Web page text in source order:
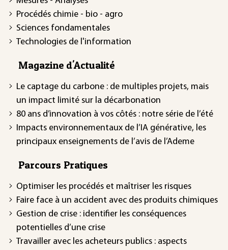
Procédés chimie - bio - agro
Sciences fondamentales
Technologies de l'information
Magazine d'Actualité
Le captage du carbone : de multiples projets, mais
un impact limité sur la décarbonation
80 ans d’innovation à vos côtés : notre série de l’été
Impacts environnementaux de l’IA générative, les
principaux enseignements de l’avis de l’Ademe
Parcours Pratiques
Optimiser les procédés et maîtriser les risques
Faire face à un accident avec des produits chimiques
Gestion de crise : identifier les conséquences
potentielles d’une crise
Travailler avec les acheteurs publics : aspects